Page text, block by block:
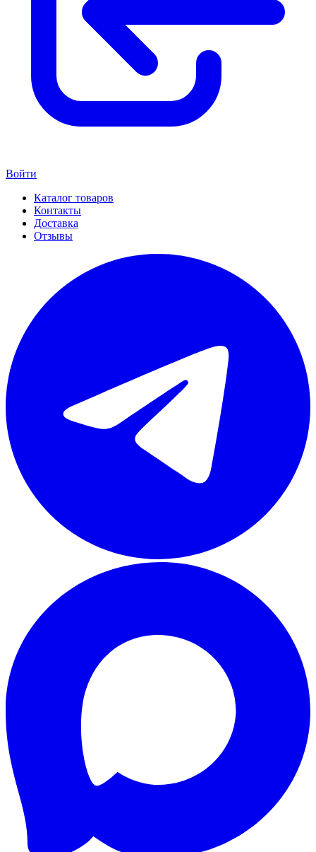
Войти
Каталог товаров
Контакты
Доставка
Отзывы